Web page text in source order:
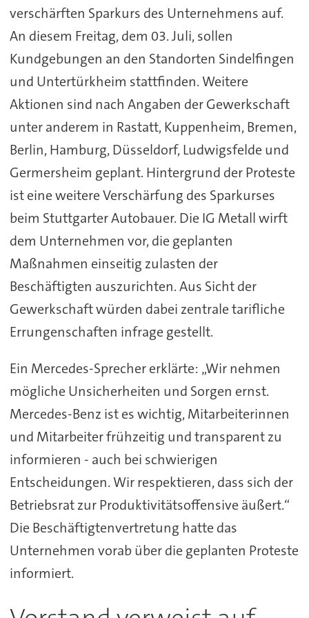
verschärften Sparkurs des Unternehmens auf.
An diesem Freitag, dem 03. Juli, sollen
Kundgebungen an den Standorten Sindelfingen
und Untertürkheim stattfinden. Weitere
Aktionen sind nach Angaben der Gewerkschaft
unter anderem in Rastatt, Kuppenheim, Bremen,
Berlin, Hamburg, Düsseldorf, Ludwigsfelde und
Germersheim geplant. Hintergrund der Proteste
ist eine weitere Verschärfung des Sparkurses
beim Stuttgarter Autobauer. Die IG Metall wirft
dem Unternehmen vor, die geplanten
Maßnahmen einseitig zulasten der
Beschäftigten auszurichten. Aus Sicht der
Gewerkschaft würden dabei zentrale tarifliche
Errungenschaften infrage gestellt.
Ein Mercedes-Sprecher erklärte: „Wir nehmen
mögliche Unsicherheiten und Sorgen ernst.
Mercedes-Benz ist es wichtig, Mitarbeiterinnen
und Mitarbeiter frühzeitig und transparent zu
informieren - auch bei schwierigen
Entscheidungen. Wir respektieren, dass sich der
Betriebsrat zur Produktivitätsoffensive äußert.“
Die Beschäftigtenvertretung hatte das
Unternehmen vorab über die geplanten Proteste
informiert.